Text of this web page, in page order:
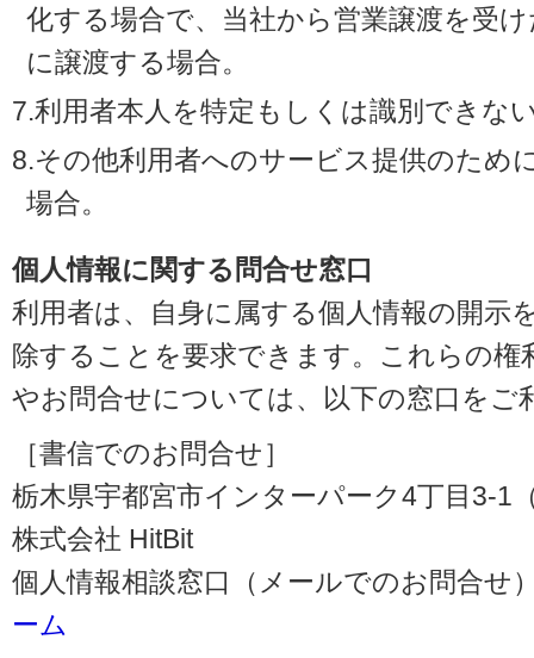
化する場合で、当社から営業譲渡を受
に譲渡する場合。
7.利用者本人を特定もしくは識別できな
8.その他利用者へのサービス提供のため
場合。
個人情報に関する問合せ窓口
利用者は、自身に属する個人情報の開示
除することを要求できます。これらの権
やお問合せについては、以下の窓口をご
［書信でのお問合せ］
栃木県宇都宮市インターパーク4丁目3-1
株式会社 HitBit
個人情報相談窓口（メールでのお問合せ
ーム